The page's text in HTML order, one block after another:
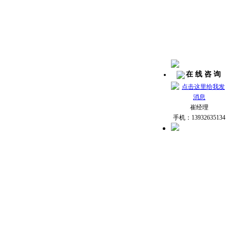
在 线 咨 询
崔经理
手机：13932635134